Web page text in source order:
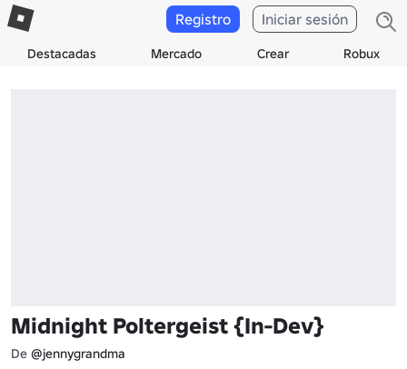
Destacadas Mercado Crear Robux
Registro Iniciar sesión
Midnight Poltergeist {In-Dev}
De @jennygrandma